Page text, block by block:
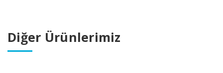
Diğer Ürünlerimiz